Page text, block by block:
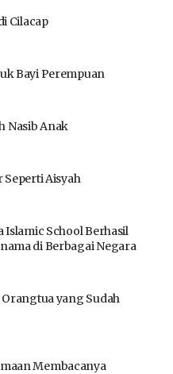
Cilacap
Bayi Perempuan
Nasib Anak
Seperti Aisyah
Islamic School Berhasil
di Berbagai Negara
yang Sudah
Membacanya